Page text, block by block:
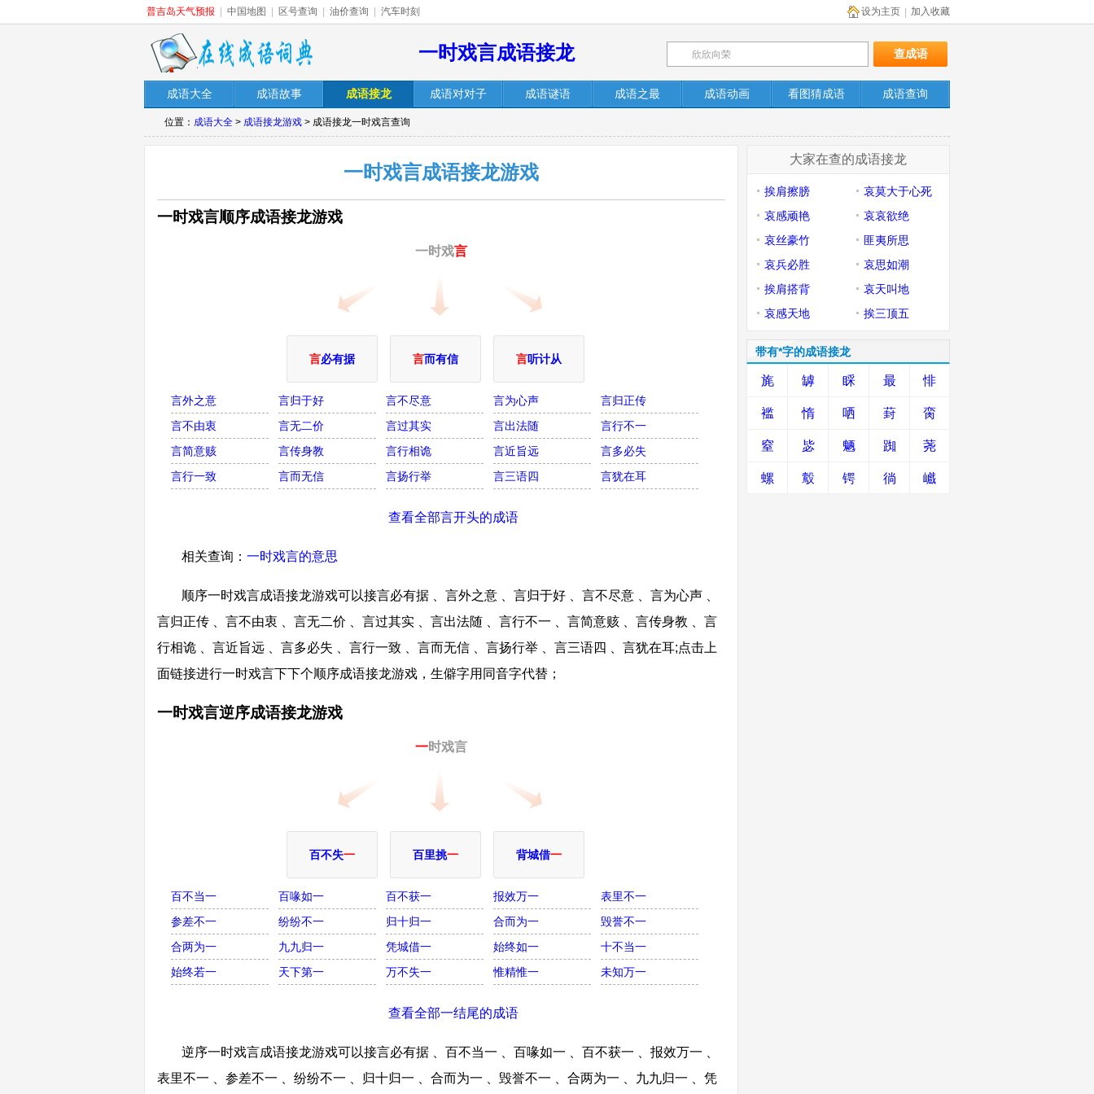
普吉岛天气预报 中国地图 区号查询 油价查询 汽车时刻 加入收藏
设为主页
一时戏言成语接龙
成语大全 成语故事 成语接龙 成语对对子 成语谜语 成语之最 成语动画 看图猜成语 成语查询
位置： 成语大全 > 成语接龙游戏 > 成语接龙一时戏言查询
一时戏言成语接龙游戏
一时戏言顺序成语接龙游戏
一时戏言
言必有据 言而有信 言听计从
言外之意 言归于好 言不尽意 言为心声
言归正传
言不由衷
言无二价 言过其实 言出法随
言行不一
言简意赅
言传身教 言行相诡 言近旨远
言多必失
言行一致
言而无信 言扬行举 言三语四 言犹在耳
查看全部言开头的成语
相关查询： 一时戏言的意思
顺序一时戏言成语接龙游戏可以接言必有据 、言外之意 、言归于好 、言不尽意 、言为心声 、
言归正传 、言不由衷 、言无二价 、言过其实 、言出法随 、言行不一 、言简意赅 、言传身教 、言
行相诡 、言近旨远 、言多必失 、言行一致 、言而无信 、言扬行举 、言三语四 、言犹在耳;点击上
面链接进行一时戏言下下个顺序成语接龙游戏，生僻字用同音字代替；
一时戏言逆序成语接龙游戏
一时戏言
百不失一 百里挑一 背城借一
百不当一 百喙如一 百不获一 报效万一
表里不一
参差不一
纷纷不一 归十归一 合而为一
毁誉不一
合两为一
九九归一 凭城借一 始终如一
十不当一
始终若一
天下第一 万不失一 惟精惟一 未知万一
查看全部一结尾的成语
逆序一时戏言成语接龙游戏可以接言必有据 、百不当一 、百喙如一 、百不获一 、报效万一 、
表里不一 、参差不一 、纷纷不一 、归十归一 、合而为一 、毁誉不一 、合两为一 、九九归一 、凭
大家在查的成语接龙
挨肩擦膀
哀莫大于心死
哀感顽艳
哀哀欲绝
哀丝豪竹
匪夷所思
哀兵必胜
哀思如潮
挨肩搭背
哀天叫地
哀感天地
挨三顶五
带有*字的成语接龙
旄 罅 睬 最 悱
褴 惰 哂 葑 脔
窒 毖 魉 踟 荛
螺 鷇 锷 徜 巇